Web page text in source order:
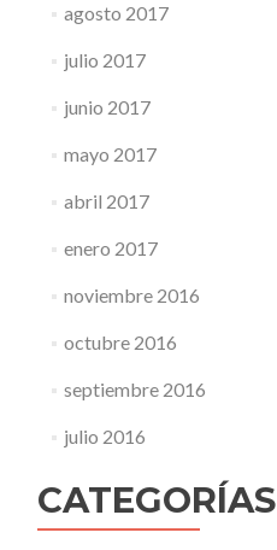
agosto 2017
julio 2017
junio 2017
mayo 2017
abril 2017
enero 2017
noviembre 2016
octubre 2016
septiembre 2016
julio 2016
CATEGORÍAS